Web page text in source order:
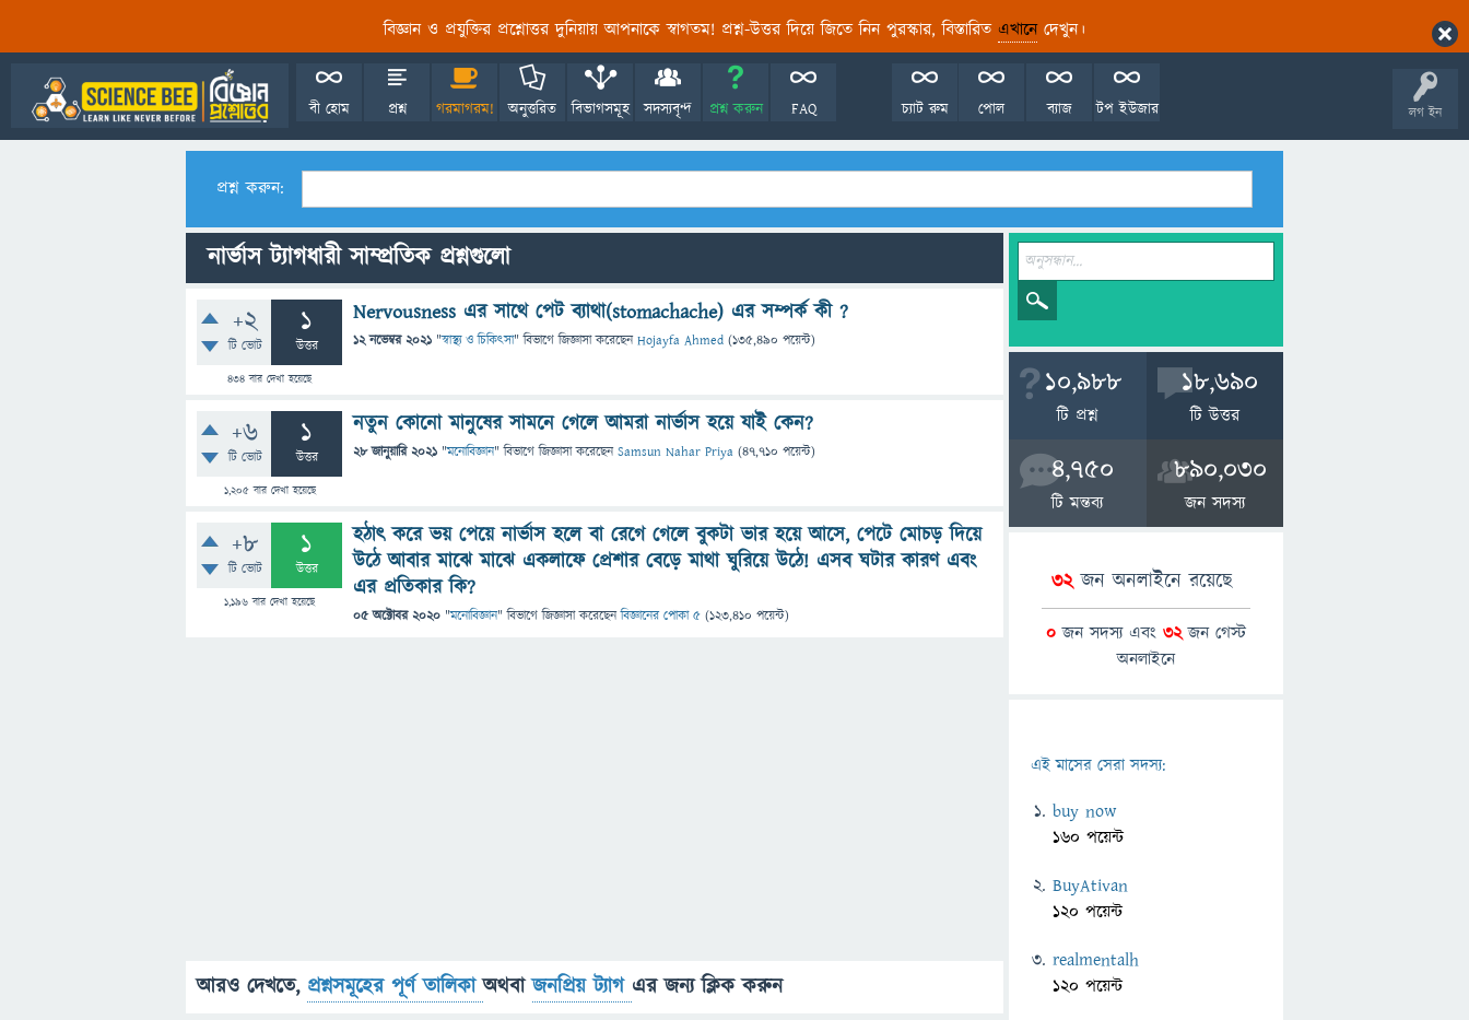
বিজ্ঞান ও প্রযুক্তির প্রশ্নোত্তর দুনিয়ায় আপনাকে স্বাগতম! প্রশ্ন-উত্তর দিয়ে জিতে নিন পুরস্কার, বিস্তারিত এখানেদেখুন।
লগ ইন
বী হোম প্রশ্ন গরমাগরম! অনুত্তরিত বিভাগসমূহ সদস্যবৃন্দ প্রশ্ন করুন FAQ টপ ইউজার
ব্যাজ
পোল
চ্যাট রুম
প্রশ্ন করুন:
নার্ভাস ট্যাগধারী সাম্প্রতিক প্রশ্নগুলো
+2
টি ভোট
1
উত্তর
434 বার দেখা হয়েছে
Nervousness এর সাথে পেট ব্যাথা(stomachache) এর সম্পর্ক কী ?
12 নভেম্বর 2021 "স্বাস্থ্য ও চিকিৎসা" বিভাগে জিজ্ঞাসাকরেছেনHojayfa Ahmed (135,490 পয়েন্ট)
+6
টি ভোট
1
উত্তর
1,205বার দেখা হয়েছে
নতুন কোনো মানুষের সামনে গেলে আমরা নার্ভাস হয়ে যাই কেন?
28 জানুয়ারি 2021 "মনোবিজ্ঞান" বিভাগে জিজ্ঞাসাকরেছেনSamsun Nahar Priya (47,710 পয়েন্ট)
+8
টি ভোট
1
উত্তর
1,196 বার দেখা হয়েছে
হঠাৎ করে ভয় পেয়ে নার্ভাস হলে বা রেগে গেলে বুকটা ভার হয়ে আসে, পেটে মোচড় দিয়ে
উঠে আবার মাঝে মাঝে একলাফে প্রেশার বেড়ে মাথা ঘুরিয়ে উঠে! এসব ঘটার কারণ এবং
এর প্রতিকার কি?
05 অক্টোবর 2020 "মনোবিজ্ঞান" বিভাগে জিজ্ঞাসাকরেছেনবিজ্ঞানের পোকা ৫ (123,410 পয়েন্ট)
আরও দেখতে, প্রশ্নসমূহের পূর্ণ তালিকাঅথবাজনপ্রিয় ট্যাগ এর জন্য ক্লিক করুন
10,988
টি প্রশ্ন
18,690
টি উত্তর
4,750
টি মন্তব্য
890,030
জন সদস্য
32জন অনলাইনে রয়েছে
0 জন সদস্য এবং 32জন গেস্ট
অনলাইনে
এই মাসের সেরা সদস্য:
buy now
160 পয়েন্ট
BuyAtivan
120 পয়েন্ট
realmentalh
120 পয়েন্ট